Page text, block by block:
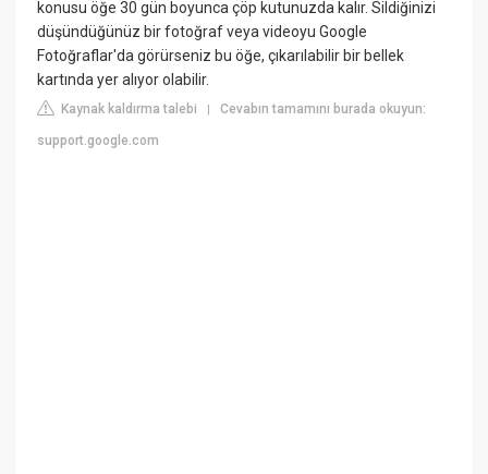
konusu öğe 30 gün boyunca çöp kutunuzda kalır. Sildiğinizi
düşündüğünüz bir fotoğraf veya videoyu Google
Fotoğraflar'da görürseniz bu öğe, çıkarılabilir bir bellek
kartında yer alıyor olabilir.
Kaynak kaldırma talebi |Cevabın tamamını burada okuyun:
support.google.com